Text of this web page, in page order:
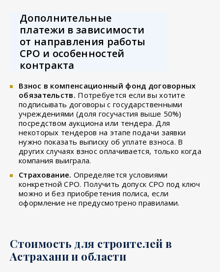
Дополнительные
платежи в зависимости
от направления работы
СРО и особенностей
контракта
Взнос в компенсационный фонд договорных
обязательств. Потребуется если вы хотите
подписывать договоры с государственными
учреждениями (доля госучастия выше 50%)
посредством аукциона или тендера. Для
некоторых тендеров на этапе подачи заявки
нужно показать выписку об уплате взноса. В
других случаях взнос оплачивается, только когда
компания выиграла.
Страхование. Определяется условиями
конкретной СРО. Получить допуск СРО под ключ
можно и без приобретения полиса, если
оформление не предусмотрено правилами.
Стоимость для строителей в
Астрахани и области